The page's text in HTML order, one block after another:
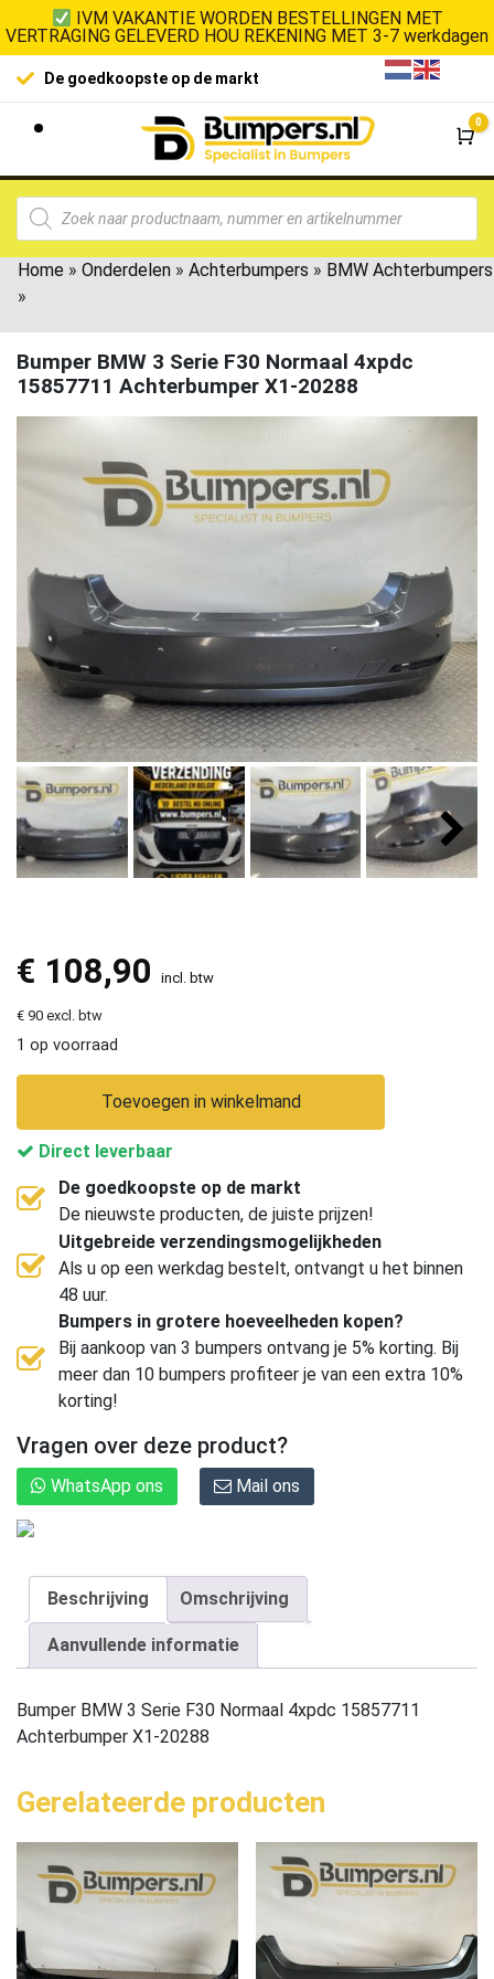
IVM VAKANTIE WORDEN BESTELLINGEN MET
VERTRAGING GELEVERD HOU REKENING MET 3-7 werkdagen
De goedkoopste op de markt
0
Home » Onderdelen » Achterbumpers » BMW Achterbumpers
»
Bumper BMW 3 Serie F30 Normaal 4xpdc
15857711 Achterbumper X1-20288
€ 108,90 incl. btw
€ 90 excl. btw
1 op voorraad
Toevoegen in winkelmand
Direct leverbaar
De goedkoopste op de markt
De nieuwste producten, de juiste prijzen!
Uitgebreide verzendingsmogelijkheden
Als u op een werkdag bestelt, ontvangt u het binnen
48 uur.
Bumpers in grotere hoeveelheden kopen?
Bij aankoop van 3 bumpers ontvang je 5% korting. Bij
meer dan 10 bumpers profiteer je van een extra 10%
korting!
Vragen over deze product?
WhatsApp ons Mail ons
Beschrijving Omschrijving
Aanvullende informatie
Bumper BMW 3 Serie F30 Normaal 4xpdc 15857711
Achterbumper X1-20288
Gerelateerde producten